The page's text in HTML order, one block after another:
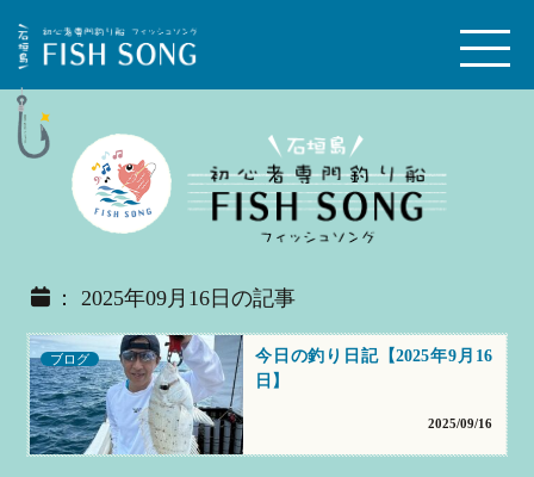
： 2025年09月16日の記事
ブログ
今日の釣り日記【2025年9月16
日】
2025/09/16